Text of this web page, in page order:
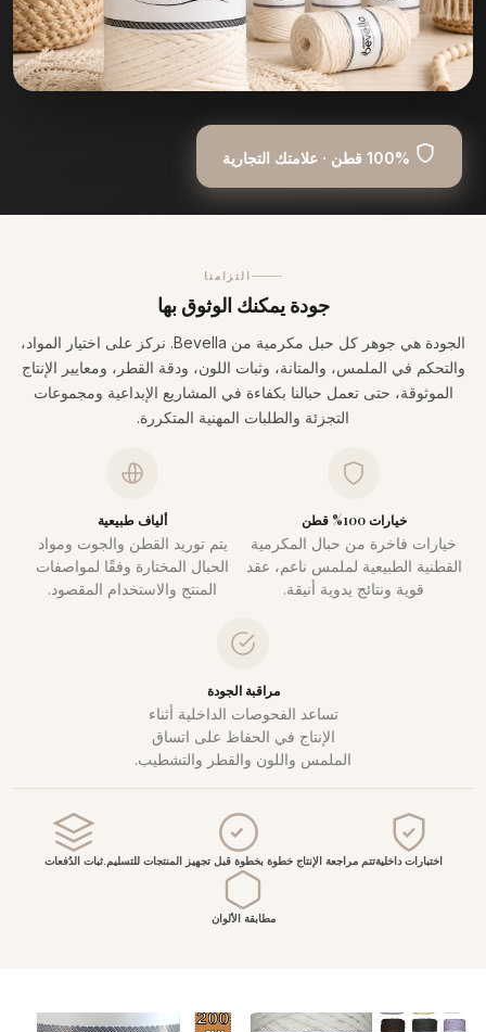
100% قطن · علامتك التجارية
التزامنا
جودة يمكنك الوثوق بها
الجودة هي جوهر كل حبل مكرمية من Bevella. نركز على اختيار المواد،
والتحكم في الملمس، والمتانة، وثبات اللون، ودقة القطر، ومعايير الإنتاج
الموثوقة، حتى تعمل حبالنا بكفاءة في المشاريع الإبداعية ومجموعات
التجزئة والطلبات المهنية المتكررة.
خيارات 100% قطن
خيارات فاخرة من حبال المكرمية
القطنية الطبيعية لملمس ناعم، عقد
قوية ونتائج يدوية أنيقة.
ألياف طبيعية
يتم توريد القطن والجوت ومواد
الحبال المختارة وفقًا لمواصفات
المنتج والاستخدام المقصود.
مراقبة الجودة
تساعد الفحوصات الداخلية أثناء
الإنتاج في الحفاظ على اتساق
الملمس واللون والقطر والتشطيب.
اختبارات داخليةتتم مراجعة الإنتاج خطوة بخطوة قبل تجهيز المنتجات للتسليم.ثبات الدُفعات
مطابقة الألوان